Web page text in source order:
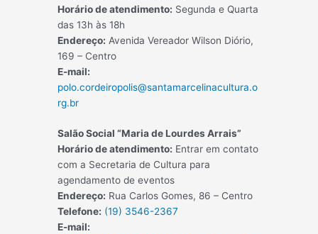
Horário de atendimento: Segunda e Quarta
das 13h às 18h
Endereço: Avenida Vereador Wilson Diório,
169 – Centro
E-mail:
polo.cordeiropolis@santamarcelinacultura.o
rg.br
Salão Social “Maria de Lourdes Arrais”
Horário de atendimento: Entrar em contato
com a Secretaria de Cultura para
agendamento de eventos
Endereço: Rua Carlos Gomes, 86 – Centro
Telefone: (19) 3546-2367
E-mail: